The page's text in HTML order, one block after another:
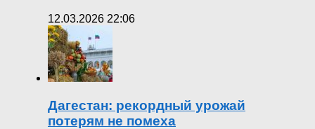
12.03.2026 22:06
Дагестан: рекордный урожай
потерям не помеха